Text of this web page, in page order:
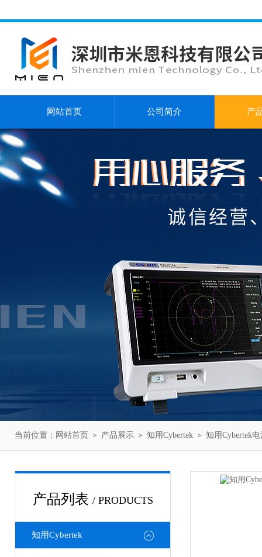
网站首页 公司简介 产
当前位置： 网站首页 ＞ 产品展示 ＞ 知用Cybertek ＞ 知用Cybertek
产品列表 / PRODUCTS
知用Cybertek